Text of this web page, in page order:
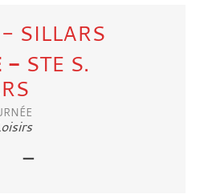
SILLARS
- STE S.
-